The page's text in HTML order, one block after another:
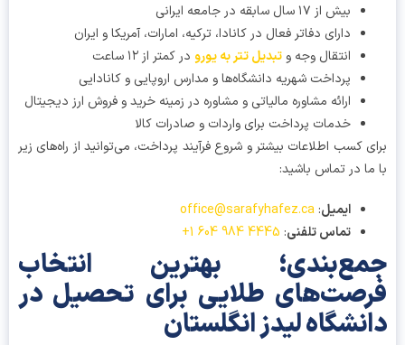
بیش از ۱۷ سال سابقه در جامعه ایرانی
دارای دفاتر فعال در کانادا، ترکیه، امارات، آمریکا و ایران
انتقال وجه وتبدیل تتر به یورودر کمتر از ۱۲ ساعت
پرداخت شهریه دانشگاه‌ها و مدارس اروپایی و کانادایی
ارائه مشاوره مالیاتی و مشاوره در زمینه خرید و فروش ارز دیجیتال
خدمات پرداخت برای واردات و صادرات کالا
کسب اطلاعات بیشتر و شروع فرآیند پرداخت، می‌توانید از راه‌های زیر
در تماس باشید:
ایمیل :
office@sarafyhafez.ca
تماس تلفنی:
4445 984 604 1+
بهترین انتخاب
طلایی برای تحصیل در
لیدز انگلستان